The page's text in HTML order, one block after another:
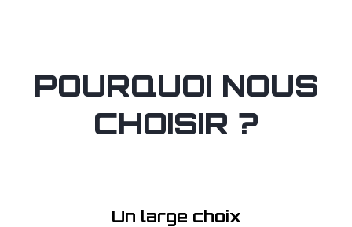
POURQUOI NOUS
CHOISIR ?
Un large choix